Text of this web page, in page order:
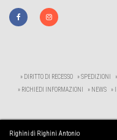
» DIRITTO DI RECESSO » SPEDIZIONI
» RICHIEDI INFORMAZIONI
» NEWS »
Righini di Righini Antonio